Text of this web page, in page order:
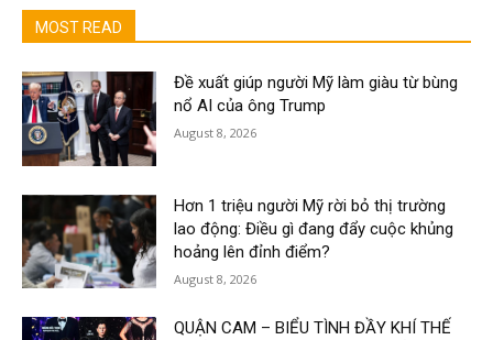
MOST READ
Đề xuất giúp người Mỹ làm giàu từ bùng
nổ AI của ông Trump
August 8, 2026
Hơn 1 triệu người Mỹ rời bỏ thị trường
lao động: Điều gì đang đẩy cuộc khủng
hoảng lên đỉnh điểm?
August 8, 2026
QUẬN CAM – BIỂU TÌNH ĐẦY KHÍ THẾ